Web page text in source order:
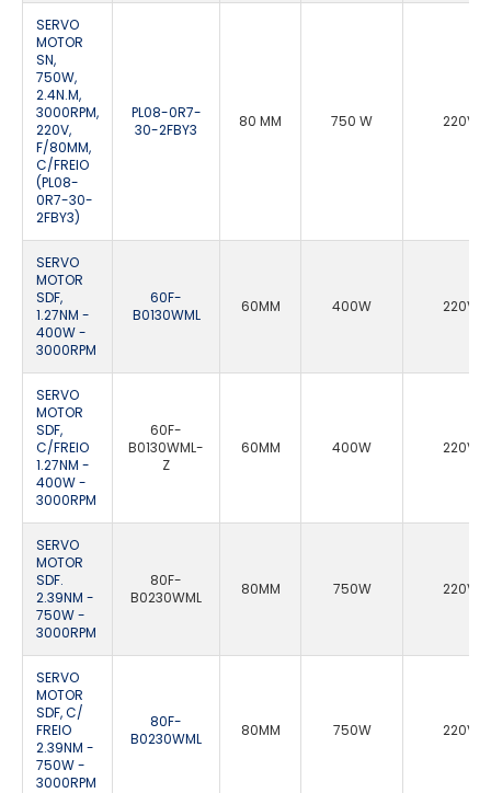
SERVO
MOTOR
SN,
750W,
2.4N.M,
3000RPM,
220V,
F/80MM,
C/FREIO
(PL08-
0R7-30-
2FBY3)
PL08-0R7-
30-2FBY3
80 MM 750 W
SERVO
MOTOR
SDF,
1.27NM -
400W -
3000RPM
60F-
B0130WML
60MM 400W
SERVO
MOTOR
SDF,
C/FREIO
1.27NM -
400W -
3000RPM
60F-
B0130WML-
Z
60MM 400W
SERVO
MOTOR
SDF.
2.39NM -
750W -
3000RPM
80F-
B0230WML
80MM 750W
SERVO
MOTOR
SDF, C/
FREIO
2.39NM -
750W -
3000RPM
80F-
B0230WML
80MM 750W